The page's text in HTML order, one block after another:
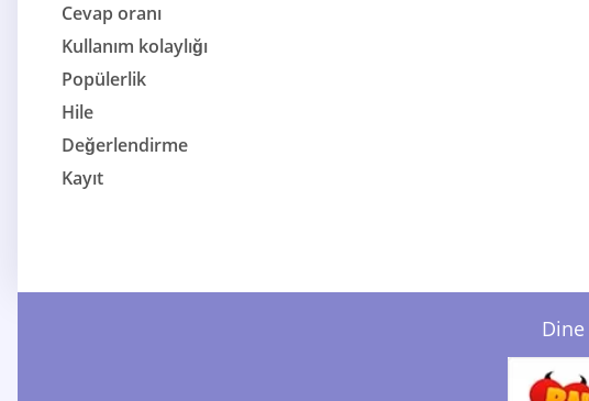
Cevap oranı
Kullanım kolaylığı
Popülerlik
Hile
Değerlendirme
Kayıt